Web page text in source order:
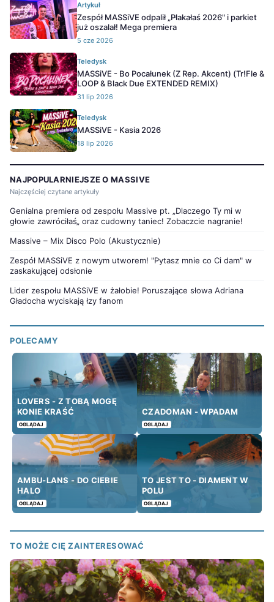
Artykuł
Zespół MASSiVE odpalił „Płakałaś 2026" i parkiet
już oszalał! Mega premiera
5 cze 2026
Teledysk
MASSiVE - Bo Pocałunek (Z Rep. Akcent) (Tr!Fle &
LOOP & Black Due EXTENDED REMIX)
31 lip 2026
Teledysk
MASSiVE - Kasia 2026
18 lip 2026
NAJPOPULARNIEJSZE O MASSIVE
Najczęściej czytane artykuły
Genialna premiera od zespołu Massive pt. „Dlaczego Ty mi w
głowie zawróciłaś„ oraz cudowny taniec! Zobaczcie nagranie!
Massive – Mix Disco Polo (Akustycznie)
Zespół MASSiVE z nowym utworem! "Pytasz mnie co Ci dam" w
zaskakującej odsłonie
Lider zespołu MASSiVE w żałobie! Poruszające słowa Adriana
Gładocha wyciskają łzy fanom
POLECAMY
LOVERS - Z TOBĄ MOGĘ
KONIE KRAŚĆ
OGLĄDAJ
CZADOMAN - WPADAM
OGLĄDAJ
AMBU-LANS - DO CIEBIE
HALO
OGLĄDAJ
TO JEST TO - DIAMENT W
POLU
OGLĄDAJ
TO MOŻE CIĘ ZAINTERESOWAĆ